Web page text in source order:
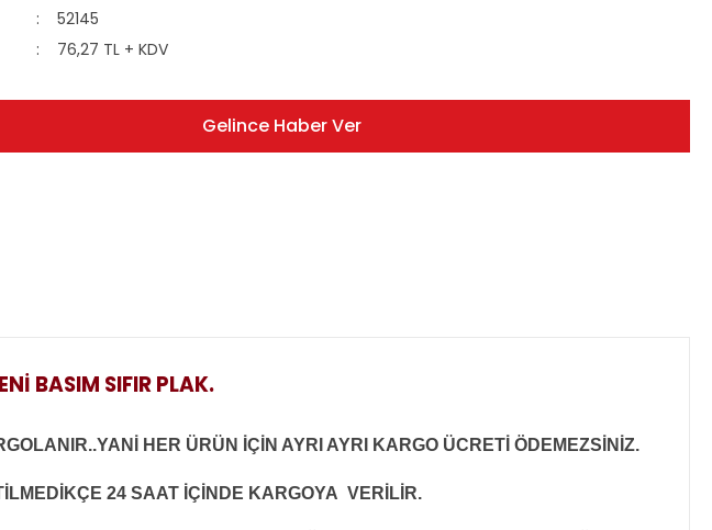
52145
76,27 TL + KDV
Gelince Haber Ver
BASIM SIFIR PLAK.
HER ÜRÜN İÇİN AYRI AYRI KARGO ÜCRETİ ÖDEMEZSİNİZ.
24 SAAT İÇİNDE KARGOYA VERİLİR.